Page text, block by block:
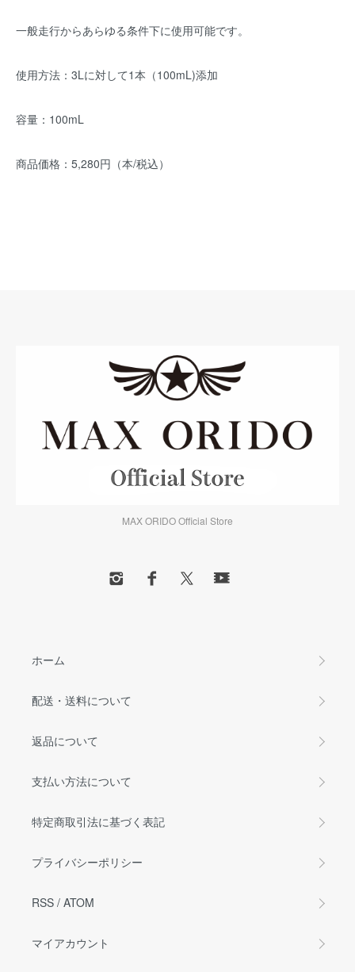
一般走行からあらゆる条件下に使用可能です。
使用方法：3Lに対して1本（100mL)添加
容量：100mL
商品価格：5,280円（本/税込）
MAX ORIDO Official Store
ホーム
配送・送料について
返品について
支払い方法について
特定商取引法に基づく表記
プライバシーポリシー
RSS / ATOM
マイアカウント